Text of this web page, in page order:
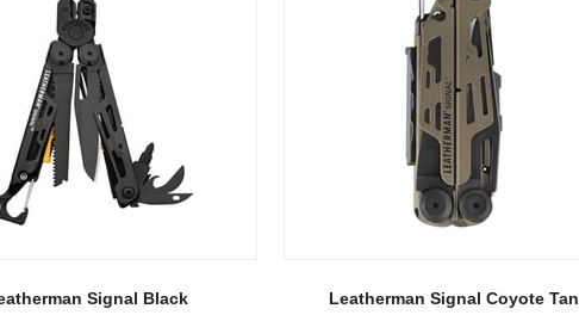
Signal Black Leatherman Signal Coyote Tan